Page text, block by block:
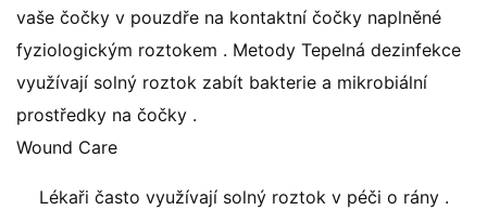
vaše čočky v pouzdře na kontaktní čočky naplněné
fyziologickým roztokem . Metody Tepelná dezinfekce
využívají solný roztok zabít bakterie a mikrobiální
prostředky na čočky .
Wound Care
Lékaři často využívají solný roztok v péči o rány .